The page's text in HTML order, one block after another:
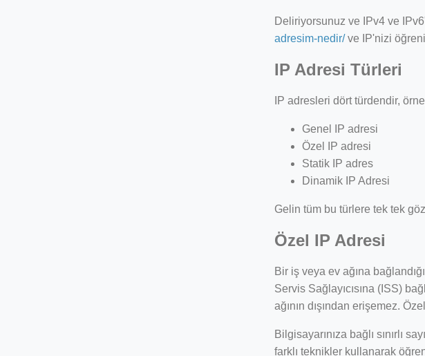
Deliriyorsunuz ve IPv4 ve
adresim-nedir/ve IP'nizi
IP Adresi Türleri
IP adresleri dört türdendir,
Genel IP adresi
Özel IP adresi
Statik IP adres
Dinamik IP Adresi
Gelin tüm bu türlere tek tek
Özel IP Adresi
Bir iş veya ev ağına
Servis Sağlayıcısına (ISS)
ağının dışından erişemez.
Bilgisayarınıza bağlı sınırlı
farklı teknikler kullanarak